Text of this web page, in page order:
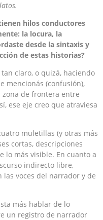
hilos conductores
la locura, la
desde la sintaxis y
de estas historias?
claro, o quizá, haciendo
mencionás (confusión),
de frontera entre
ese eje creo que atraviesa
muletillas (y otras más
cortas, descripciones
lo más visible. En cuanto a
indirecto libre,
las voces del narrador y de
más hablar de lo
un registro de narrador